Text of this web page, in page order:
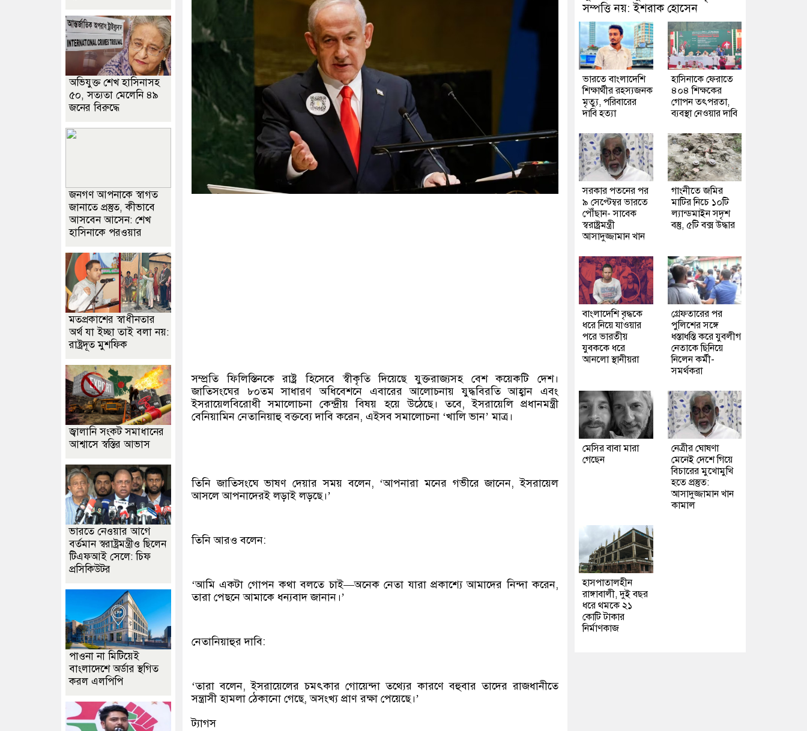
সম্প্রতি ফিলিস্তিনকে রাষ্ট্র হিসেবে স্বীকৃতি দিয়েছে যুক্তরাজ্যসহ বেশ কয়েকটি দেশ।
জাতিসংঘের ৮০তম সাধারণ অধিবেশনে এবারের আলোচনায় যুদ্ধবিরতি আহ্বান এবং
ইসরায়েলবিরোধী সমালোচনা কেন্দ্রীয় বিষয় হয়ে উঠেছে। তবে, ইসরায়েলি প্রধানমন্ত্রী
বেনিয়ামিন নেতানিয়াহু বক্তব্যে দাবি করেন, এইসব সমালোচনা ‘খালি ভান’ মাত্র।
তিনি জাতিসংঘে ভাষণ দেয়ার সময় বলেন, ‘আপনারা মনের গভীরে জানেন, ইসরায়েল
আসলে আপনাদেরই লড়াই লড়ছে।’
তিনি আরও বলেন:
‘আমি একটা গোপন কথা বলতে চাই—অনেক নেতা যারা প্রকাশ্যে আমাদের নিন্দা করেন,
তারা পেছনে আমাকে ধন্যবাদ জানান।’
নেতানিয়াহুর দাবি:
‘তারা বলেন, ইসরায়েলের চমৎকার গোয়েন্দা তথ্যের কারণে বহুবার তাদের রাজধানীতে
সন্ত্রাসী হামলা ঠেকানো গেছে, অসংখ্য প্রাণ রক্ষা পেয়েছে।’
ট্যাগস
অভিযুক্ত শেখ হাসিনাসহ
৫০, সত্যতা মেলেনি ৪৯
জনের বিরুদ্ধে
জনগণ আপনাকে স্বাগত
জানাতে প্রস্তুত, কীভাবে
আসবেন আসেন: শেখ
হাসিনাকে পরওয়ার
মতপ্রকাশের স্বাধীনতার
অর্থ যা ইচ্ছা তাই বলা নয়:
রাষ্ট্রদূত মুশফিক
জ্বালানি সংকট সমাধানের
আশ্বাসে স্বস্তির আভাস
ভারতে নেওয়ার আগে
বর্তমান স্বরাষ্ট্রমন্ত্রীও ছিলেন
টিএফআই সেলে: চিফ
প্রসিকিউটর
পাওনা না মিটিয়েই
বাংলাদেশে অর্ডার স্থগিত
করল এলপিপি
সম্পত্তি নয়: ইশরাক হোসেন
ভারতে বাংলাদেশি
শিক্ষার্থীর রহস্যজনক
মৃত্যু, পরিবারের
দাবি হত্যা
হাসিনাকে ফেরাতে
৪০৪ শিক্ষকের
গোপন তৎপরতা,
ব্যবস্থা নেওয়ার দাবি
সরকার পতনের পর
৯ সেপ্টেম্বর ভারতে
পৌঁছান- সাবেক
স্বরাষ্ট্রমন্ত্রী
আসাদুজ্জামান খান
গাংনীতে জমির
মাটির নিচে ১০টি
ল্যান্ডমাইন সদৃশ
বস্তু, ৫টি বক্স উদ্ধার
বাংলাদেশি বৃদ্ধকে
ধরে নিয়ে যাওয়ার
পরে ভারতীয়
যুবককে ধরে
আনলো স্থানীয়রা
গ্রেফতারের পর
পুলিশের সঙ্গে
ধস্তাধস্তি করে যুবলীগ
নেতাকে ছিনিয়ে
নিলেন কর্মী-
সমর্থকরা
মেসির বাবা মারা
গেছেন
নেত্রীর ঘোষণা
মেনেই দেশে গিয়ে
বিচারের মুখোমুখি
হতে প্রস্তুত:
আসাদুজ্জামান খান
কামাল
হাসপাতালহীন
রাঙ্গাবালী, দুই বছর
ধরে থমকে ২১
কোটি টাকার
নির্মাণকাজ